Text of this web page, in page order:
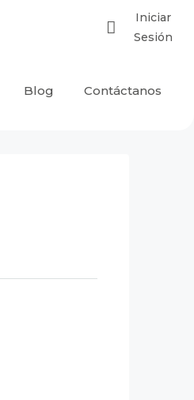
Iniciar
Sesión
Blog Contáctanos